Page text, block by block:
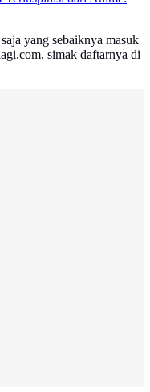
yang sebaiknya masuk
simak daftarnya di